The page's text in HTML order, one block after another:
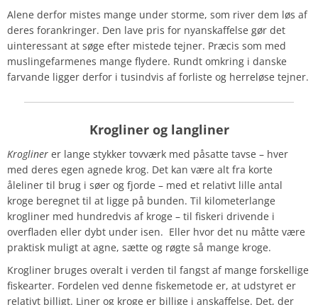
Alene derfor mistes mange under storme, som river dem løs af
deres forankringer. Den lave pris for nyanskaffelse gør det
uinteressant at søge efter mistede tejner. Præcis som med
muslingefarmenes mange flydere. Rundt omkring i danske
farvande ligger derfor i tusindvis af forliste og herreløse tejner.
Krogliner og langliner
Krogliner er lange stykker tovværk med påsatte tavse – hver
med deres egen agnede krog. Det kan være alt fra korte
åleliner til brug i søer og fjorde – med et relativt lille antal
kroge beregnet til at ligge på bunden. Til kilometerlange
krogliner med hundredvis af kroge – til fiskeri drivende i
overfladen eller dybt under isen. Eller hvor det nu måtte være
praktisk muligt at agne, sætte og røgte så mange kroge.
Krogliner bruges overalt i verden til fangst af mange forskellige
fiskearter. Fordelen ved denne fiskemetode er, at udstyret er
relativt billigt. Liner og kroge er billige i anskaffelse. Det, der